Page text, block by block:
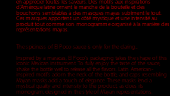
d'Amérique latine ornent le manche de la bouteille et des
bouchons semblables à des masques mayas subliment le tout.
Ces masques apportent un côté mystique et une intensité au
produit tout comme son monogramme organisé à la manière des
représentations mayas.
The spiciness of El Poco sauce is only for the daring...
Inspired by a maracas, El Poco's packaging takes the shape of this
iconic Mexican instrument. To fully enjoy the taste of the sauce,
shake the bottle well to release all the flavors. Latin American-
inspired motifs adorn the neck of the bottle, and caps resembling
Mayan masks add a touch of elegance. These masks lend a
mystical quality and intensity to the product, as does its
monogram, designed in the style of Mayan representations.